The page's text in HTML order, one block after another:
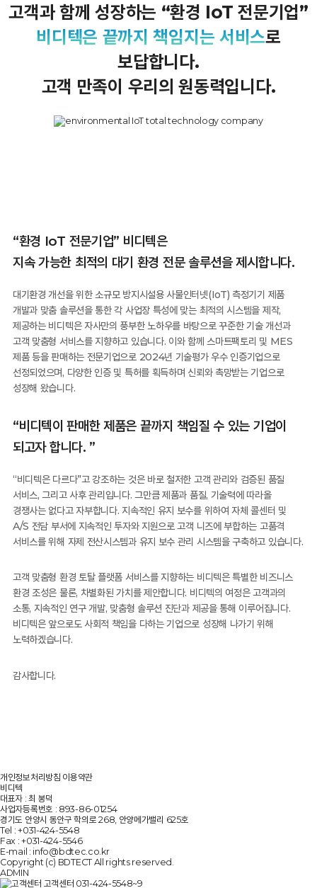
고객과 함께 성장하는 “환경 IoT 전문기업”
비디텍은 끝까지 책임지는 서비스로
보답합니다.
고객 만족이 우리의 원동력입니다.
“환경 IoT 전문기업” 비디텍은
지속 가능한 최적의 대기 환경 전문 솔루션을 제시합니다.
대기환경 개선을 위한 소규모 방지시설용 사물인터넷(IoT) 측정기기 제품
개발과 맞춤 솔루션을 통한 각 사업장 특성에 맞는 최적의 시스템을 제작,
제공하는 비디텍은 자사만의 풍부한 노하우를 바탕으로 꾸준한 기술 개선과
고객 맞춤형 서비스를 지향하고 있습니다. 이와 함께 스마트팩토리 및 MES
제품 등을 판매하는 전문기업으로 2024년 기술평가 우수 인증기업으로
선정되었으며, 다양한 인증 및 특허를 획득하며 신뢰와 촉망받는 기업으로
성장해 왔습니다.
“비디텍이 판매한 제품은 끝까지 책임질 수 있는 기업이
되고자 합니다. ”
“비디텍은 다르다”고 강조하는 것은 바로 철저한 고객 관리와 검증된 품질
서비스, 그리고 사후 관리입니다. 그만큼 제품과 품질, 기술력에 따라올
경쟁사는 없다고 자부합니다. 지속적인 유지 보수를 위하여 자체 콜센터 및
A/S 전담 부서에 지속적인 투자와 지원으로 고객 니즈에 부합하는 고품격
서비스를 위해 자제 전산시스템과 유지 보수 관리 시스템을 구축하고 있습니다.
고객 맞춤형 환경 토탈 플랫폼 서비스를 지향하는 비디텍은 특별한 비즈니스
환경 조성은 물론, 차별화된 가치를 제안합니다. 비디텍의 여정은 고객과의
소통, 지속적인 연구 개발, 맞춤형 솔루션 진단과 제공을 통해 이루어집니다.
비디텍은 앞으로도 사회적 책임을 다하는 기업으로 성장해 나가기 위해
노력하겠습니다.
감사합니다.
개인정보처리방침 이용약관
비디텍
대표자 :최 봉덕
사업자등록번호 : 893-86-01254
경기도 안양시 동안구 학의로 268, 안양메가밸리 625호
Tel :+031-424-5548
Fax :+031-424-5546
E-mail : info@bdtec.co.kr
Copyright (c) BDTECT All rights reserved.
ADMIN
고객센터 031-424-5548~9